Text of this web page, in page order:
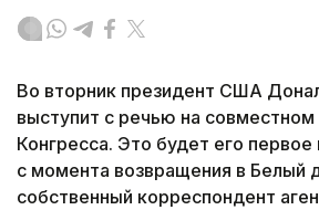
Во вторник президент США
выступит с речью на совместном
Конгресса. Это будет его первое
с момента возвращения в Белый
собственный корреспондент